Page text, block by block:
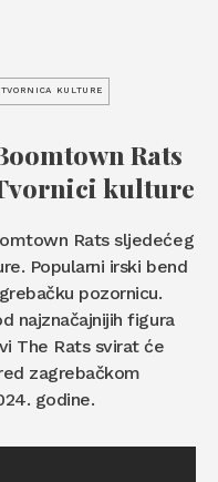
TVORNICA KULTURE
Rats
kulture
Rats sljedećeg
Popularni irski bend
pozornicu.
najznačajnijih figura
The Rats svirat će
zagrebačkom
godine.